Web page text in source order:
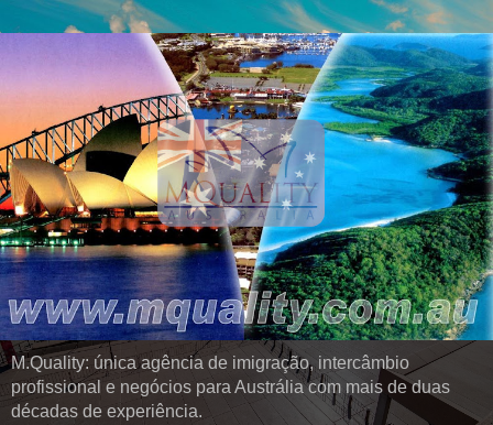
M.Quality: única agência de imigração, intercâmbio
profissional e negócios para Austrália com mais de duas
décadas de experiência.